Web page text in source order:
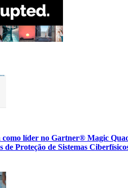
como líder no Gartner® Magic
de Proteção de Sistemas